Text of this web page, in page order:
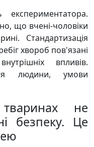
що вчені-чоловіки
Стандартизація
хвороб пов'язані
впливів.
людини, умови
не
безпеку. Це